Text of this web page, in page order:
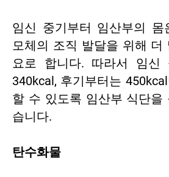
임신 중기부터 임산부의 몸
모체의 조직 발달을 위해 더
요로 합니다. 따라서 임신
340kcal, 후기부터는
할 수 있도록 임산부 식단을
습니다.
탄수화물